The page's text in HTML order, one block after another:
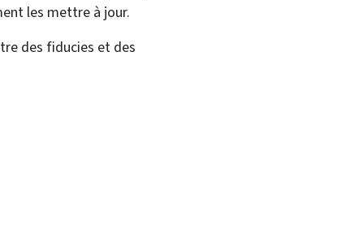
les mettre à jour.
des fiducies et des